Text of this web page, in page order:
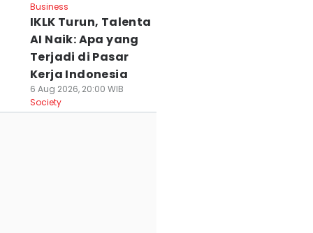
Business
IKLK Turun, Talenta
AI Naik: Apa yang
Terjadi di Pasar
Kerja Indonesia
6 Aug 2026, 20:00 WIB
Society